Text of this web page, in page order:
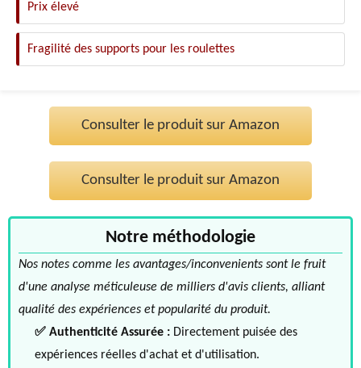
Prix élevé
Fragilité des supports pour les roulettes
Consulter le produit sur Amazon
Consulter le produit sur Amazon
Notre méthodologie
Nos notes comme les avantages/inconvenients sont le fruit
d'une analyse méticuleuse de milliers d'avis clients, alliant
qualité des expériences et popularité du produit.
✅ Authenticité Assurée : Directement puisée des
expériences réelles d'achat et d'utilisation.